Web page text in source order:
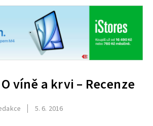
víně a krvi – Recenze
5. 6. 2016